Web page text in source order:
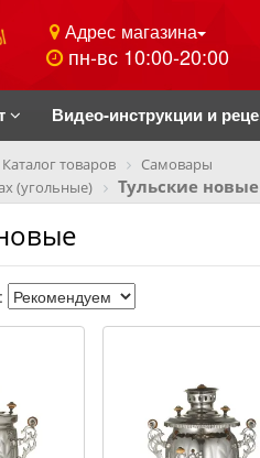
Адрес магазина
пн-вс 10:00-20:00
Видео-инструкции и
Каталог товаров
Самовары
(угольные)
Тульские новые